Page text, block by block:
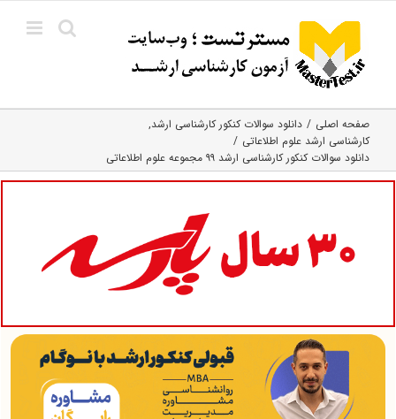
content
صفحه اصلی
دانلود سوالات کنکور کارشناسی ارشد
کارشناسی ارشد علوم اطلاعاتی
دانلود سوالات کنکور کارشناسی ارشد ۹۹ مجموعه علوم اطلاعاتی